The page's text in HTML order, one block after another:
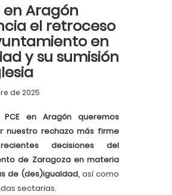
en Aragón
el retroceso
en
y su sumisión
de 2025
en Aragón queremos
nuestro rechazo más firme
decisiones del
de Zaragoza en materia
de (des)igualdad,así como
sectarias.